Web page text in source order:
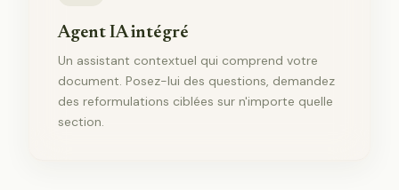
Agent IA intégré
Un assistant contextuel qui comprend votre
document. Posez-lui des questions, demandez
des reformulations ciblées sur n'importe quelle
section.